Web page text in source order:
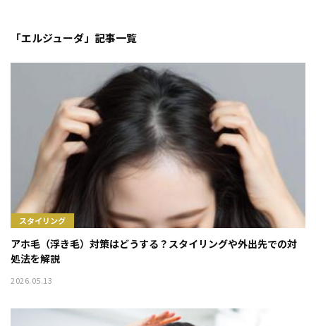
「エルジューダ」記事一覧
スタイリング
アホ毛（浮き毛）対策はどうする？スタイリングや外出先での対
処法を解説
2026.05.13